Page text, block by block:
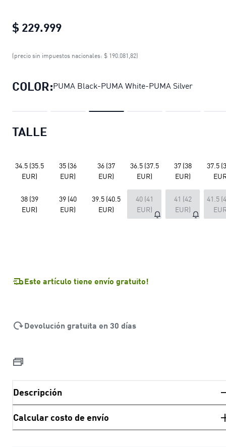
$ 229.999
Zapatillas de running Deviate
(precio sin impuestos nacionales: $ 190.081,82)
COLOR:PUMA Black-PUMA White-PUMA Silver
TALLE
34.5 (35.5
EUR)
35 (36
EUR)
36 (37
EUR)
36.5 (37.5
EUR)
37 (38
EUR)
37.5
38 (39
EUR)
39 (40
EUR)
39.5 (40.5
EUR)
40 (41
EUR)
41 (42
EUR)
41.5
Este artículo tiene envío gratuito!
Devolución gratuita en 30 días
Descripción
Calcular costo de envío